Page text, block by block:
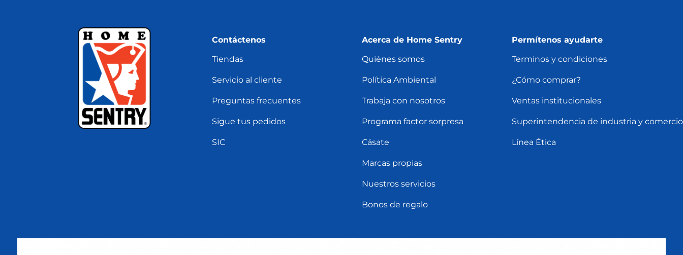
Contáctenos
Tiendas
Servicio al cliente
Preguntas frecuentes
Sigue tus pedidos
SIC
Acerca de Home Sentry
Quiénes somos
Política Ambiental
Trabaja con nosotros
Programa factor sorpresa
Cásate
Marcas propias
Nuestros servicios
Bonos de regalo
Permítenos ayudarte
Terminos y condiciones
¿Cómo comprar?
Ventas institucionales
Superintendencia de industria y comercio
Línea Ética